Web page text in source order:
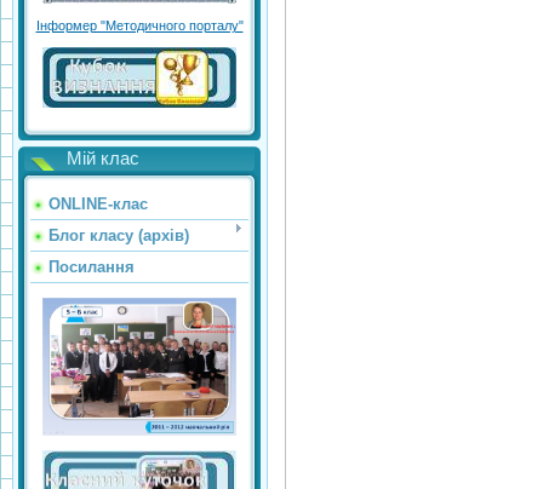
Інформер "Методичного порталу"
Мій клас
ONLINE-клас
Блог класу (архів)
Посилання